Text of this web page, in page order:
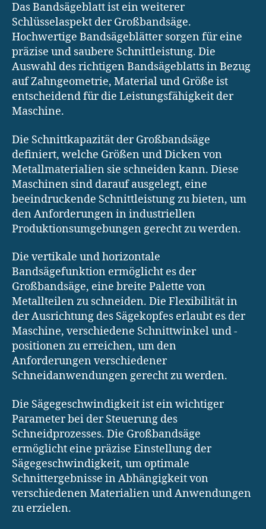
Das Bandsägeblatt ist ein weiterer
Schlüsselaspekt der Großbandsäge.
Hochwertige Bandsägeblätter sorgen für eine
präzise und saubere Schnittleistung. Die
Auswahl des richtigen Bandsägeblatts in Bezug
auf Zahngeometrie, Material und Größe ist
entscheidend für die Leistungsfähigkeit der
Maschine.
Die Schnittkapazität der Großbandsäge
definiert, welche Größen und Dicken von
Metallmaterialien sie schneiden kann. Diese
Maschinen sind darauf ausgelegt, eine
beeindruckende Schnittleistung zu bieten, um
den Anforderungen in industriellen
Produktionsumgebungen gerecht zu werden.
Die vertikale und horizontale
Bandsägefunktion ermöglicht es der
Großbandsäge, eine breite Palette von
Metallteilen zu schneiden. Die Flexibilität in
der Ausrichtung des Sägekopfes erlaubt es der
Maschine, verschiedene Schnittwinkel und -
positionen zu erreichen, um den
Anforderungen verschiedener
Schneidanwendungen gerecht zu werden.
Die Sägegeschwindigkeit ist ein wichtiger
Parameter bei der Steuerung des
Schneidprozesses. Die Großbandsäge
ermöglicht eine präzise Einstellung der
Sägegeschwindigkeit, um optimale
Schnittergebnisse in Abhängigkeit von
verschiedenen Materialien und Anwendungen
zu erzielen.